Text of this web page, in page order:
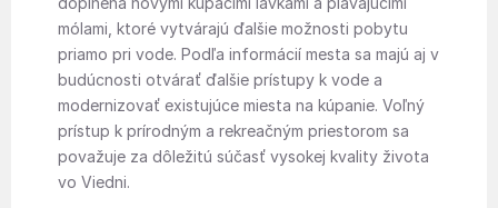
mólami, ktoré vytvárajú ďalšie možnosti pobytu
priamo pri vode. Podľa informácií mesta sa majú aj v
budúcnosti otvárať ďalšie prístupy k vode a
modernizovať existujúce miesta na kúpanie. Voľný
prístup k prírodným a rekreačným priestorom sa
považuje za dôležitú súčasť vysokej kvality života
vo Viedni.